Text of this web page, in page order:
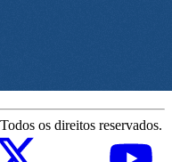
os direitos reservados.